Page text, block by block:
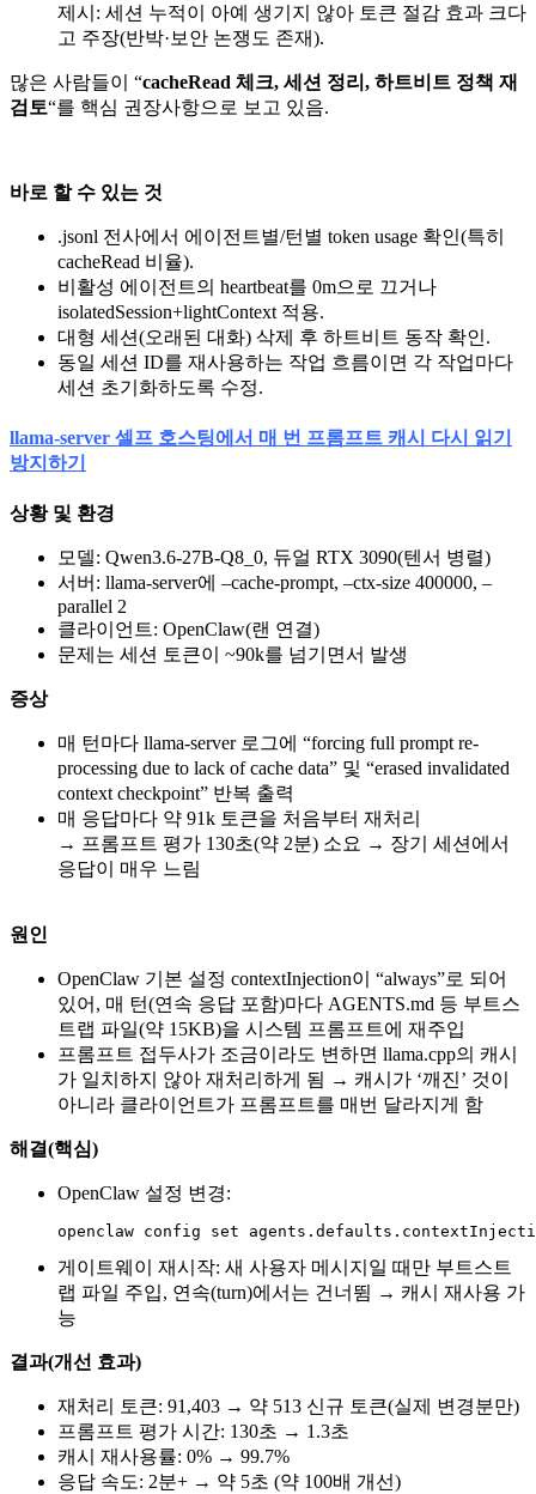
제시: 세션 누적이 아예 생기지 않아 토큰 절감 효과 크다
고 주장(반박·보안 논쟁도 존재).
많은 사람들이 “cacheRead 체크, 세션 정리, 하트비트 정책 재
검토“를 핵심 권장사항으로 보고 있음.
바로 할 수 있는 것
.jsonl 전사에서 에이전트별/턴별 token usage 확인(특히
cacheRead 비율).
비활성 에이전트의 heartbeat를 0m으로 끄거나
isolatedSession+lightContext 적용.
대형 세션(오래된 대화) 삭제 후 하트비트 동작 확인.
동일 세션 ID를 재사용하는 작업 흐름이면 각 작업마다
세션 초기화하도록 수정.
llama-server 셀프 호스팅에서 매 번 프롬프트 캐시 다시 읽기
방지하기
상황 및 환경
모델: Qwen3.6-27B-Q8_0, 듀얼 RTX 3090(텐서 병렬)
서버: llama-server에 –cache-prompt, –ctx-size 400000, –
parallel 2
클라이언트: OpenClaw(랜 연결)
문제는 세션 토큰이 ~90k를 넘기면서 발생
증상
매 턴마다 llama-server 로그에 “forcing full prompt re-
processing due to lack of cache data” 및 “erased invalidated
context checkpoint” 반복 출력
매 응답마다 약 91k 토큰을 처음부터 재처리
→ 프롬프트 평가 130초(약 2분) 소요 → 장기 세션에서
응답이 매우 느림
원인
OpenClaw 기본 설정 contextInjection이 “always”로 되어
있어, 매 턴(연속 응답 포함)마다 AGENTS.md 등 부트스
트랩 파일(약 15KB)을 시스템 프롬프트에 재주입
프롬프트 접두사가 조금이라도 변하면 llama.cpp의 캐시
가 일치하지 않아 재처리하게 됨 → 캐시가 ‘깨진’ 것이
아니라 클라이언트가 프롬프트를 매번 달라지게 함
해결(핵심)
OpenClaw 설정 변경:
openclaw config set
게이트웨이 재시작: 새 사용자 메시지일 때만 부트스트
랩 파일 주입, 연속(turn)에서는 건너뜀 → 캐시 재사용 가
능
결과(개선 효과)
재처리 토큰: 91,403 → 약 513 신규 토큰(실제 변경분만)
프롬프트 평가 시간: 130초 → 1.3초
캐시 재사용률: 0% → 99.7%
응답 속도: 2분+ → 약 5초 (약 100배 개선)